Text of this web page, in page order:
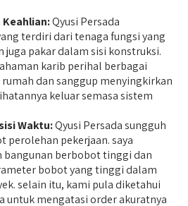
Qyusi Persada
terdiri dari tenaga fungsi yang
juga pakar dalam sisi konstruksi.
karib perihal berbagai
dan sanggup menyingkirkan
keluar semasa sistem
Waktu:Qyusi Persada sungguh
perolehan pekerjaan. saya
bangunan berbobot tinggi dan
bobot yang tinggi dalam
selain itu, kami pula diketahui
untuk mengatasi order akuratnya